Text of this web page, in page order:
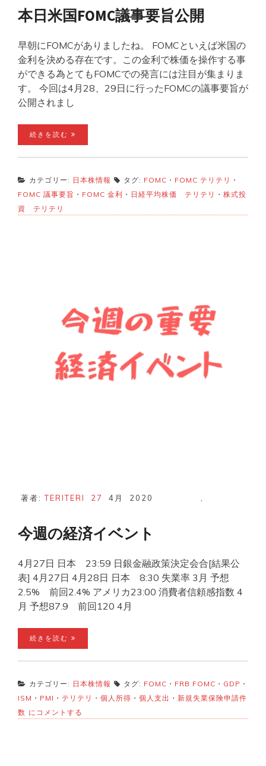
本日米国FOMC議事要旨公開
早朝にFOMCがありましたね。 FOMCといえば米国の
金利を決める存在です。この金利で株価を操作する事
ができる為とてもFOMCでの発言には注目が集まりま
す。 今回は4月28、29日に行ったFOMCの議事要旨が
公開されまし
続きを読む
カテゴリー: 日本株情報 タグ: FOMC ・ FOMC テリテリ ・
FOMC 議事要旨 ・ FOMC 金利 ・ 日経平均株価 テリテリ ・ 株式投
資 テリテリ
著者:TERITERI 27 4月 2020
今週の経済イベント
4月27日 日本 23:59 日銀金融政策決定会合[結果公
表] 4月27日 4月28日 日本 8:30 失業率 3月 予想
2.5% 前回2.4% アメリカ23:00 消費者信頼感指数 4
月 予想87.9 前回120 4月
続きを読む
カテゴリー: 日本株情報 タグ: FOMC ・ FRB FOMC ・ GDP ・
ISM ・ PMI ・ テリテリ ・ 個人所得 ・ 個人支出 ・ 新規失業保険申請件
数 今
週
にコメントする